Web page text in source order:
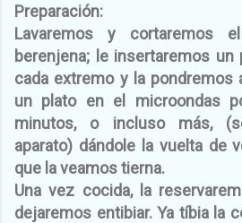
Preparación:
Lavaremos y cortaremos
berenjena; le insertaremos un
cada extremo y la pondremos
un plato en el microondas
minutos, o incluso más,
aparato) dándole la vuelta de
que la veamos tierna.
Una vez cocida, la
dejaremos entibiar. Ya tíbia la